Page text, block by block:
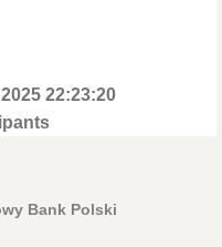
22:23:20
Bank Polski